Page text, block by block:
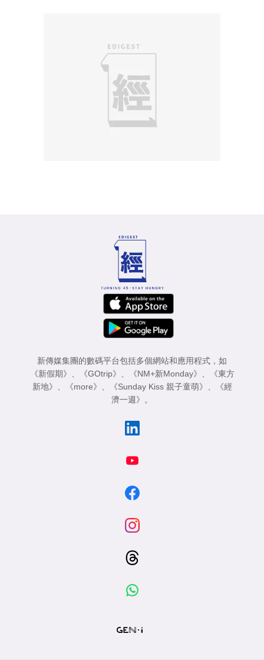
新傳媒集團的數碼平台包括多個網站和應用程式，如
《新假期》
《GOtrip》 《NM+新Monday》
《東方
新地》
《more》 《Sunday Kiss 親子童萌》
《經
濟一週》
。